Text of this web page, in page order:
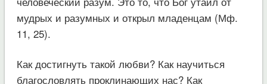
мудрых и разумных и открыл младенцам (Мф.
11, 25).
Как достигнуть такой любви? Как научиться
благословлять проклинающих нас? Как